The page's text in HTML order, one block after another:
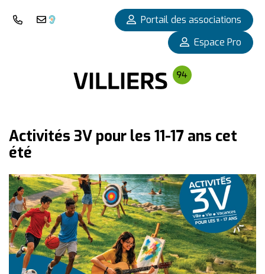
Nous téléphoner
Nous contacter
Portail des associations
Espace Pro
Activités 3V pour les 11-17 ans cet
été